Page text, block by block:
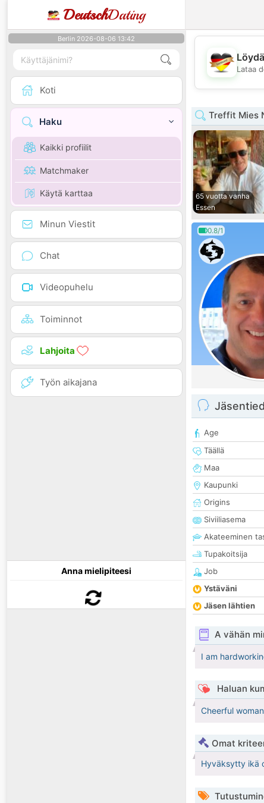
DeutschDating
Berlin 2026-08-06 13:42
Koti
Haku
Kaikki profiilit
Matchmaker
Käytä karttaa
Minun Viestit
Chat
Videopuhelu
Toiminnot
Lahjoita
Työn aikajana
Anna mielipiteesi
Lataa
Treffit Mies
65 vuotta vanha
Essen
0.8/1
Age
Täällä
Maa
Kaupunki
Origins
Siviiliasema
Akateeminen
Tupakoitsija
Job
Ystäväni
Jäsen lähtien
A vähän
I am
Haluan
Cheerful
Omat
Hyväksytty ikä